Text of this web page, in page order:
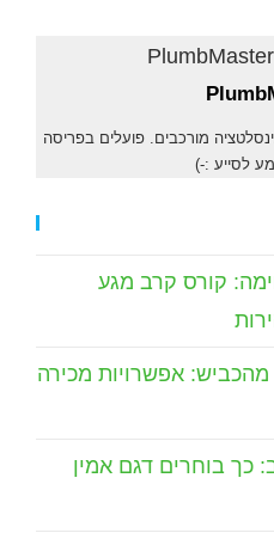
מורכבים. פועלים בפריסה
לסייע :-)
קורס קרב מגע
אפשרויות מכירה
כך בוחרים דגם אמין